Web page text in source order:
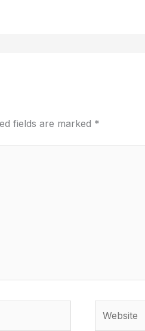
fields are marked *